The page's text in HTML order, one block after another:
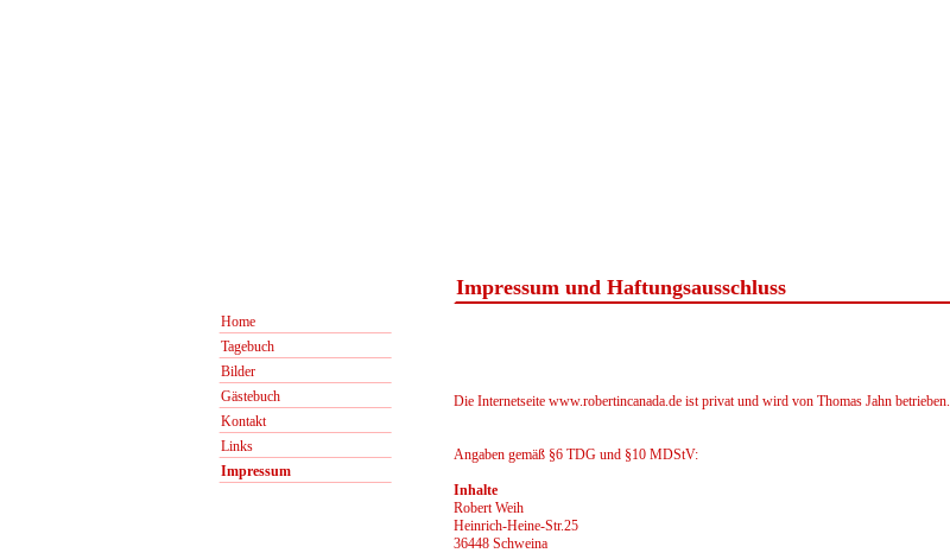
Impressum und Haftungsausschluss
Home
Tagebuch
Bilder
Gästebuch
Kontakt
Links
Impressum
Die Internetseite www.robertincanada.de ist privat und wird von Thomas Jahn betrieben.
Angaben gemäß §6 TDG und §10 MDStV:
Inhalte
Robert Weih
Heinrich-Heine-Str.25
36448 Schweina